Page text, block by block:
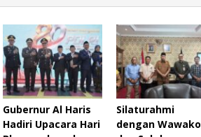
Gubernur Al Haris
Hadiri Upacara Hari
Silaturahmi
dengan Wawako